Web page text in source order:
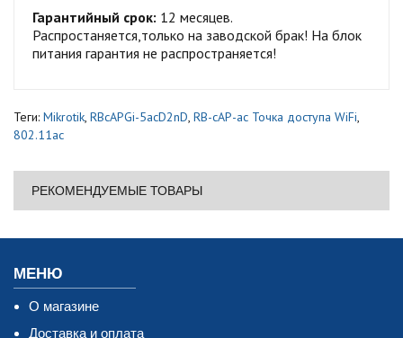
Гарантийный срок: 12 месяцев.
Распростаняется,только на заводской брак! На блок
питания гарантия не распространяется!
Теги: Mikrotik, RBcAPGi-5acD2nD, RB-cAP-ac Точка доступа WiFi,
802.11ac
РЕКОМЕНДУЕМЫЕ ТОВАРЫ
МЕНЮ
О магазине
Доставка и оплата